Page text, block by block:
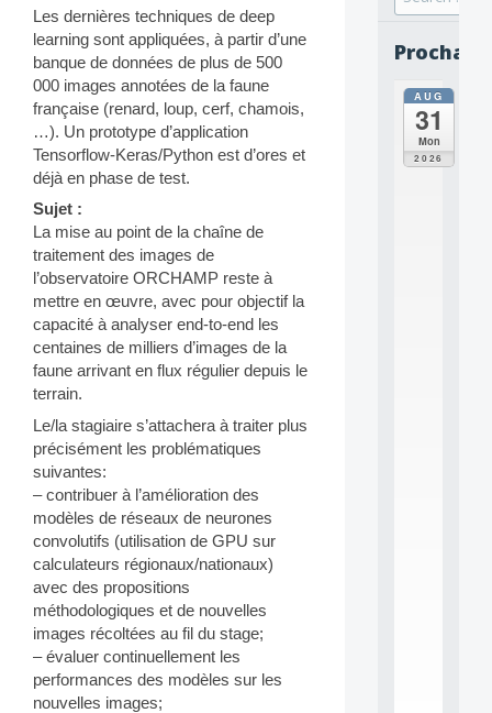
Les dernières techniques de deep
learning sont appliquées, à partir d’une
banque de données de plus de 500
000 images annotées de la faune
française (renard, loup, cerf, chamois,
…). Un prototype d’application
Tensorflow-Keras/Python est d’ores et
déjà en phase de test.
Sujet :
La mise au point de la chaîne de
traitement des images de
l’observatoire ORCHAMP reste à
mettre en œuvre, avec pour objectif la
capacité à analyser end-to-end les
centaines de milliers d’images de la
faune arrivant en flux régulier depuis le
terrain.
Le/la stagiaire s’attachera à traiter plus
précisément les problématiques
suivantes:
– contribuer à l’amélioration des
modèles de réseaux de neurones
convolutifs (utilisation de GPU sur
calculateurs régionaux/nationaux)
avec des propositions
méthodologiques et de nouvelles
images récoltées au fil du stage;
– évaluer continuellement les
performances des modèles sur les
nouvelles images;
for:
AUG
31
Mon
2026